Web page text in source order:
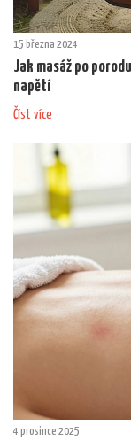
15 března 2024
Jak masáž po
napětí
Číst více
4 prosince 2025